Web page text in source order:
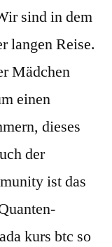
sind in dem
langen Reise.
Mädchen
einen
dieses
der
ist das
kurs btc so